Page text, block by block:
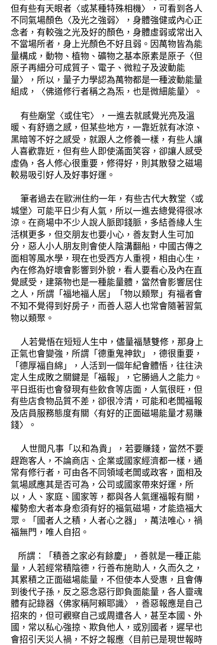
但有些有天眼者〈或某種特殊相機〉，可看到各人
不同氣場顏色〈及光之強弱〉，身體強健或內心正
念者，有較強之光及好的顏色，身體虛弱或常出入
不當場所者，身上光顏色不好且弱。因萬物皆為能
量構成，動物、植物、礦物之基本原素是原子〈但
原子再細分可成質子、電子、微粒子及波動能
量〉，所以，量子力學認為萬物都是一種波動能量
組成，〈佛道修行者稱之為炁，也是微細能量〉。
有些廟堂〈或住宅〉，一進去就感覺光亮及溫
暖、有舒適之感，但某些地方，一靠近就有冰涼、
黑暗等不好之感受，就跟人之修養一樣，有些人讓
人喜歡靠近，但有些人即使滿面笑容，卻讓人感受
虛偽，各人修心很重要，修得好，則其散發之磁場
較易吸引好人及好事好運。
筆者過去在歐洲住約一年，有些古代大教堂〈或
城堡〉可能平日少有人氣，所以一進去總覺得很冰
涼。在商場中不少人說人脈即錢脈，多結善緣人生
活棋更多，但交朋友也要小心，善友對人生可加
分，惡人小人朋友則會使人陰溝翻船，中國古傳之
面相等風水學，現在也受西方人重視，相由心生，
內在修為好壞會影響到外貌，看人要看心及內在直
覺感受，建築物也是一種能量體，當然會影響居住
之人，所謂「福地福人居」「物以類聚」有福者會
不知不覺得到好房子，而善人惡人也常會隨著習氣
物以類聚。
人若覺悟在短短人生中，儘量福慧雙修，那身上
正氣也會變強，所謂「德重鬼神欽」，德很重要，
「德厚福自綿」，人活到一個年紀會體悟，往往決
定人生成敗之關鍵是「福報」，它勝過人之能力。
平日逛街也會發現有些飲食等店面，人氣很旺，但
有些店食物品質不差，卻很冷清，可能和老闆福報
及店員服務態度有關〈有好的正面磁場能量才易賺
錢〉。
人世間凡事「以和為貴」，若要賺錢，當然不要
趕跑客人，不論商店、企業或國家經濟都一樣，通
常有修行者，可由各不同領域老闆或政客，面相及
氣場感應其是否可為，公司或國家帶來好運，所
以，人、家庭、國家等，都與各人氣運福報有關，
權勢愈大者本身愈須有好的福氣磁場，才能造福大
眾。「國者人之積，人者心之器」，萬法唯心，禍
福無門，唯人自招。
所謂：「積善之家必有餘慶」，善就是一種正能
量，人若經常積陰德，行善布施助人，久而久之，
其累積之正面磁場能量，不但使本人受惠，且會傳
到後代子孫，反之惡念惡行即負面能量，各人靈魂
體有記錄器〈佛家稱阿賴耶識〉，善惡報應是自己
招來的，但可觀察自己或周遭各人，甚至本國、外
國，常以私心強掠、欺負他人，或別國者，遲早也
會招引天災人禍，不好之報應〈目前已是現世報時